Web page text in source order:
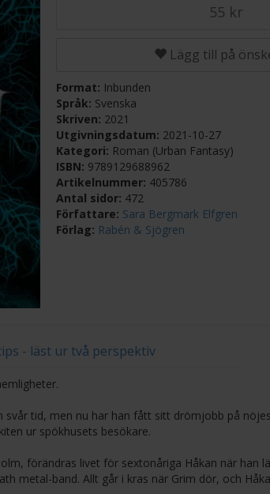
55 kr
Lägg till på
Format: Inbunden
Språk: Svenska
Skriven: 2021
Utgivningsdatum: 2021-10-27
Kategori: Roman (Urban Fantasy)
ISBN: 9789129688962
Artikelnummer: 405786
Antal sidor: 472
Författare: Sara Bergmark Elfgren
Förlag: Rabén & Sjögren
- läst ur två perspektiv
svår tid, men nu har han fått sitt drömjobb på
ur spökhusets besökare.
förändras livet för sextonåriga Håkan när han
metal-band. Allt går i kras när Grim dör, och